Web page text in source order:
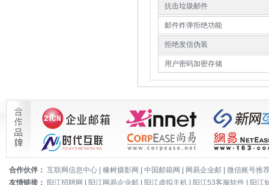
抗击垃圾邮件
邮件炸弹拒绝功能
拒绝发信伪装
用户密码加密存储
合作伙伴： 互联网信息中心 橡树摄影网 中国邮箱网 网易企业邮
微信账号推
友情链接：
阳江招聘网 阳江网易企业邮 阳江虚拟主机 阳江53客服软件 阳江